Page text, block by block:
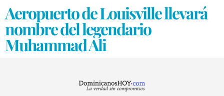
Aeropuerto de Louisville llevará
nombre del legendario
Muhammad Ali